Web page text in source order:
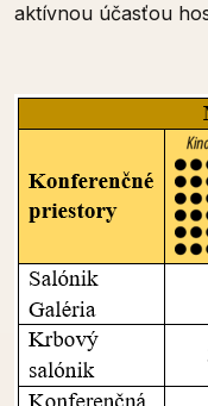
aktívnou účasťou